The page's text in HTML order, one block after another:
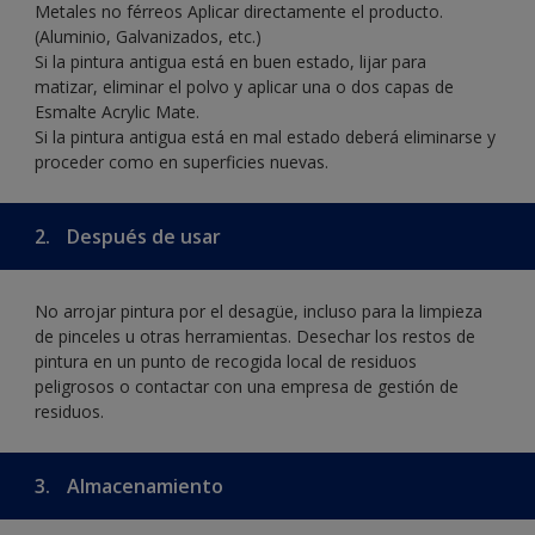
Metales no férreos Aplicar directamente el producto.
(Aluminio, Galvanizados, etc.)
Si la pintura antigua está en buen estado, lijar para
matizar, eliminar el polvo y aplicar una o dos capas de
Esmalte Acrylic Mate.
Si la pintura antigua está en mal estado deberá eliminarse y
proceder como en superficies nuevas.
2. Después de usar
No arrojar pintura por el desagüe, incluso para la limpieza
de pinceles u otras herramientas. Desechar los restos de
pintura en un punto de recogida local de residuos
peligrosos o contactar con una empresa de gestión de
residuos.
3. Almacenamiento